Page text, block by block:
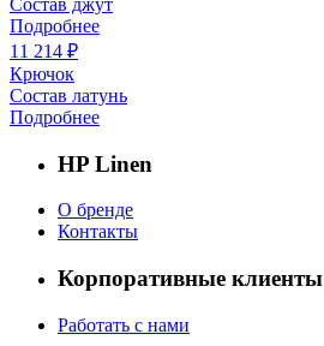
Подробнее
11 214 ₽
Крючок
Состав латунь
Подробнее
HP Linen
О бренде
Контакты
Корпоративные клиенты
Работать с нами